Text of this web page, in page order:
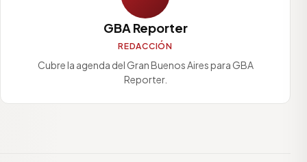
GBA Reporter
REDACCIÓN
Cubre la agenda del Gran Buenos Aires para GBA
Reporter.